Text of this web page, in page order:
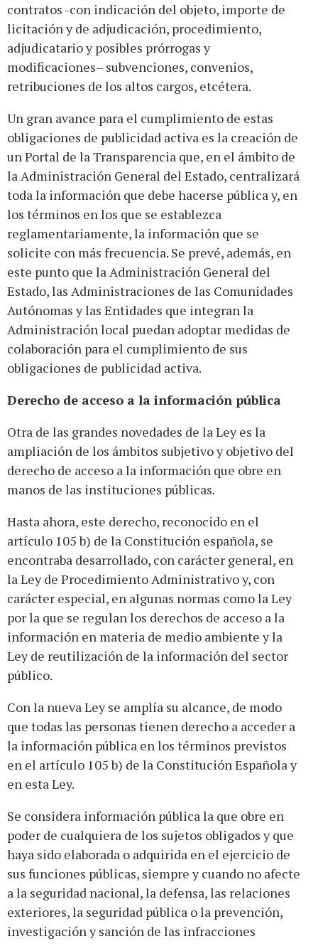
contratos -con indicación del objeto, importe de
licitación y de adjudicación, procedimiento,
adjudicatario y posibles prórrogas y
modificaciones– subvenciones, convenios,
retribuciones de los altos cargos, etcétera.
Un gran avance para el cumplimiento de estas
obligaciones de publicidad activa es la creación de
un Portal de la Transparencia que, en el ámbito de
la Administración General del Estado, centralizará
toda la información que debe hacerse pública y, en
los términos en los que se establezca
reglamentariamente, la información que se
solicite con más frecuencia. Se prevé, además, en
este punto que la Administración General del
Estado, las Administraciones de las Comunidades
Autónomas y las Entidades que integran la
Administración local puedan adoptar medidas de
colaboración para el cumplimiento de sus
obligaciones de publicidad activa.
Derecho de acceso a la información pública
Otra de las grandes novedades de la Ley es la
ampliación de los ámbitos subjetivo y objetivo del
derecho de acceso a la información que obre en
manos de las instituciones públicas.
Hasta ahora, este derecho, reconocido en el
artículo 105 b) de la Constitución española, se
encontraba desarrollado, con carácter general, en
la Ley de Procedimiento Administrativo y, con
carácter especial, en algunas normas como la Ley
por la que se regulan los derechos de acceso a la
información en materia de medio ambiente y la
Ley de reutilización de la información del sector
público.
Con la nueva Ley se amplía su alcance, de modo
que todas las personas tienen derecho a acceder a
la información pública en los términos previstos
en el artículo 105 b) de la Constitución Española y
en esta Ley.
Se considera información pública la que obre en
poder de cualquiera de los sujetos obligados y que
haya sido elaborada o adquirida en el ejercicio de
sus funciones públicas, siempre y cuando no afecte
a la seguridad nacional, la defensa, las relaciones
exteriores, la seguridad pública o la prevención,
investigación y sanción de las infracciones